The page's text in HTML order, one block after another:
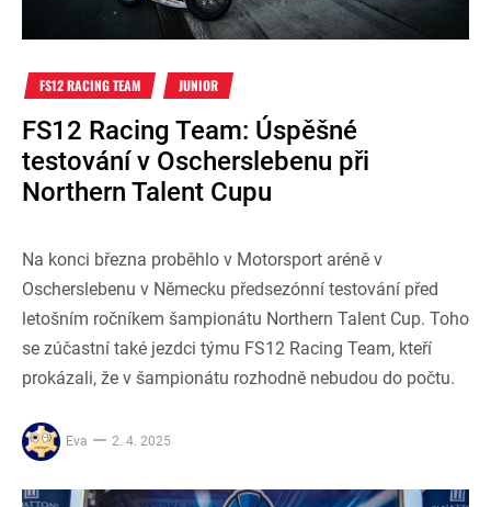
FS12 RACING TEAM JUNIOR
FS12 Racing Team: Úspěšné
testování v Oscherslebenu při
Northern Talent Cupu
Na konci března proběhlo v Motorsport aréně v
Oscherslebenu v Německu předsezónní testování před
letošním ročníkem šampionátu Northern Talent Cup. Toho
se zúčastní také jezdci týmu FS12 Racing Team, kteří
prokázali, že v šampionátu rozhodně nebudou do počtu.
Eva 2. 4. 2025